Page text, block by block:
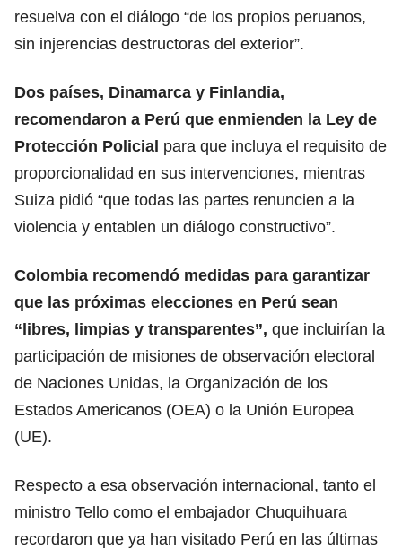
resuelva con el diálogo “de los propios peruanos,
sin injerencias destructoras del exterior”.
Dos países, Dinamarca y Finlandia,
recomendaron a Perú que enmienden la Ley de
Protección Policial para que incluya el requisito de
proporcionalidad en sus intervenciones, mientras
Suiza pidió “que todas las partes renuncien a la
violencia y entablen un diálogo constructivo”.
Colombia recomendó medidas para garantizar
que las próximas elecciones en Perú sean
“libres, limpias y transparentes”, que incluirían la
participación de misiones de observación electoral
de Naciones Unidas, la Organización de los
Estados Americanos (OEA) o la Unión Europea
(UE).
Respecto a esa observación internacional, tanto el
ministro Tello como el embajador Chuquihuara
recordaron que ya han visitado Perú en las últimas